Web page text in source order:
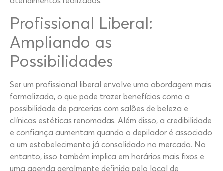
Profissional Liberal:
Ampliando as
Possibilidades
Ser um profissional liberal envolve uma abordagem mais
formalizada, o que pode trazer benefícios como a
possibilidade de parcerias com salões de beleza e
clínicas estéticas renomadas. Além disso, a credibilidade
e confiança aumentam quando o depilador é associado
a um estabelecimento já consolidado no mercado. No
entanto, isso também implica em horários mais fixos e
uma agenda geralmente definida pelo local de